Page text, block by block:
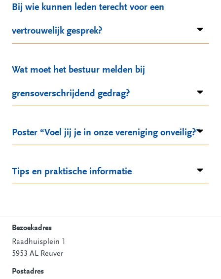
Bij wie kunnen leden terecht voor een
vertrouwelijk gesprek?
Wat moet het bestuur melden bij
grensoverschrijdend gedrag?
Poster “Voel jij je in onze vereniging onveilig?”
Tips en praktische informatie
Contactinformatie
Bezoekadres
Raadhuisplein 1
5953 AL Reuver
Postadres